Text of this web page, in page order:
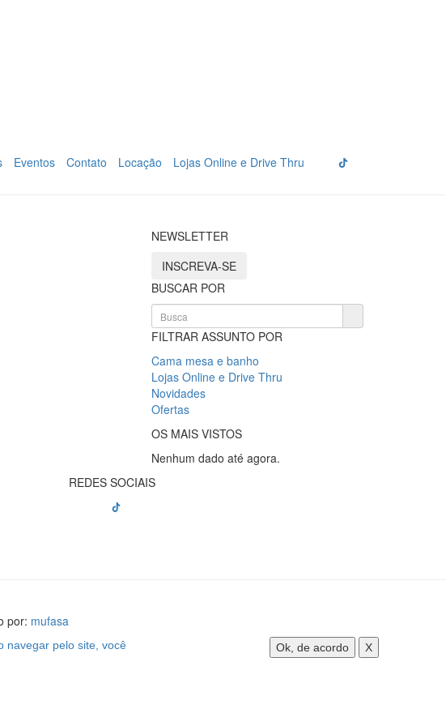
Eventos Contato Locação Lojas Online e Drive Thru
NEWSLETTER
INSCREVA-SE
BUSCAR POR
FILTRAR ASSUNTO POR
Cama mesa e banho
Lojas Online e Drive Thru
Novidades
Ofertas
OS MAIS VISTOS
Nenhum dado até agora.
REDES SOCIAIS
por: mufasa
navegar pelo site, você
Ok, de acordo X